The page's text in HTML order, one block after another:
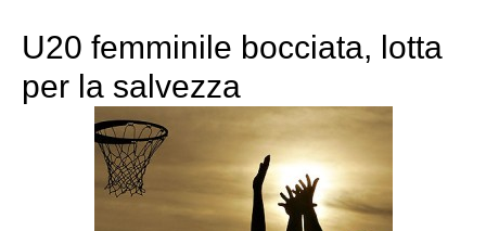
U20 femminile bocciata, lotta
per la salvezza